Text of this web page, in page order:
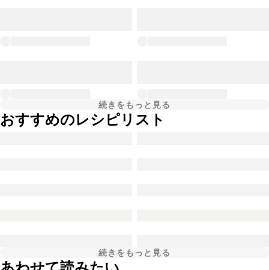
続きをもっと見る
おすすめのレシピリスト
続きをもっと見る